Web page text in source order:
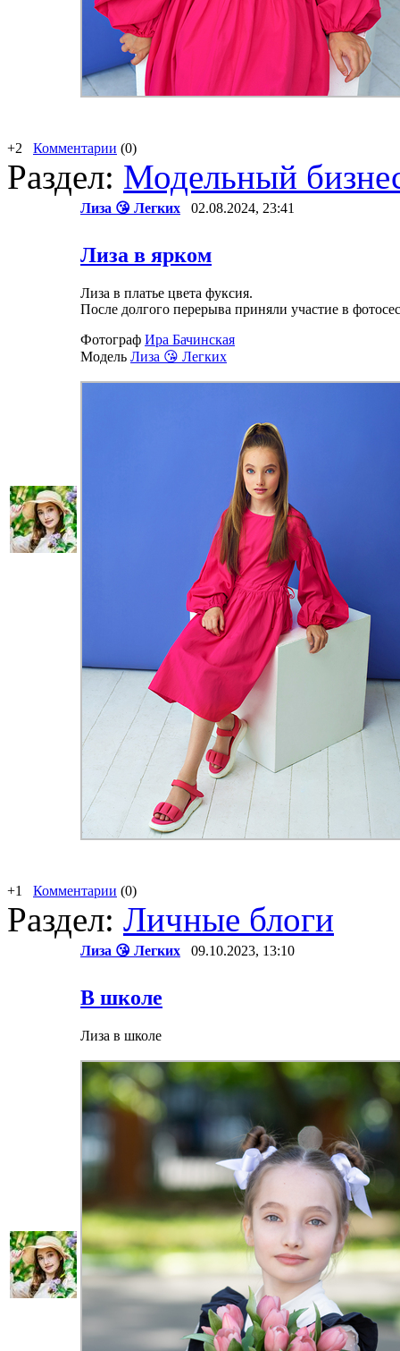
+2 Комментарии (0)
Раздел: Модельный
Лиза 😘 Легких 02.08.2024, 23:41
Лиза в ярком
Лиза в платье цвета фуксия.
После долгого перерыва приняли участие в
Фотограф Ира Бачинская
Модель Лиза 😘 Легких
+1 Комментарии (0)
Раздел: Личные блоги
Лиза 😘 Легких 09.10.2023, 13:10
В школе
Лиза в школе